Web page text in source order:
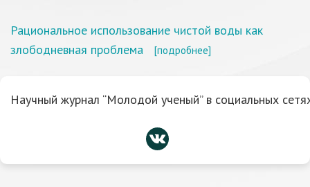
Рациональное использование чистой воды как
злободневная проблема
[подробнее]
Научный журнал “Молодой ученый” в социальных